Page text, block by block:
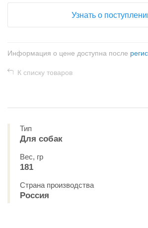
Узнать о
Информация о цене доступна после
К списку товаров
Тип
Для собак
Вес, гр
181
Страна производства
Россия